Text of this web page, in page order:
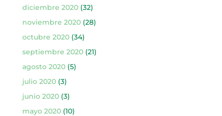
diciembre 2020(32)
noviembre 2020(28)
octubre 2020(34)
septiembre 2020(21)
agosto 2020(5)
julio 2020(3)
junio 2020(3)
mayo 2020(10)